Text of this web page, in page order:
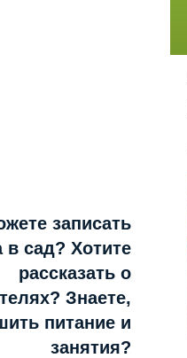
записать
в сад? Хотите
рассказать о
Знаете,
питание и
занятия?